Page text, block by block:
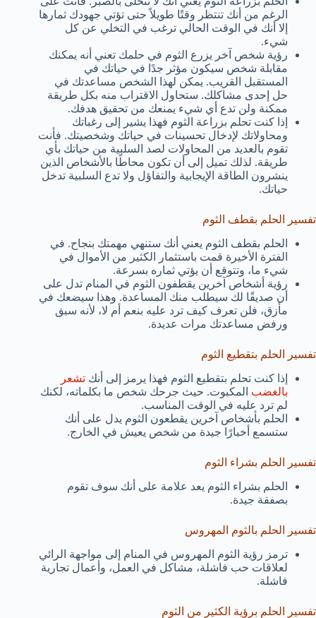
الرغم من أنك تنتظر وقتًا طويلاً حتى تؤتي جهودك ثمارها
إلا أنك في الوقت الحالي ترغب في التخلي عن كل
شيء.
رؤية شخص آخر يزرع الثوم في حلمك تعني أنه يمكنك
مقابلة شخص سيكون مؤثر جدًا في حياتك في
المستقبل القريب. يمكن لهذا الشخص مساعدتك في
حل إحدى مشاكلك. ستحاول الاقتراب منه بكل طريقة
ممكنة ولن تدع أي شيء يمنعك من تحقيق هدفك.
إذا كنت تحلم بزراعة الثوم فهذا يشير إلى رغباتك
ومحاولاتك لإدخال تحسينات في حياتك وشخصيتك. فأنت
تقوم بالعديد من المحاولات لصد السلبية من حياتك بأي
طريقة. لذلك تميل إلى أن تكون محاطًا بالأشخاص الذين
ينشرون الطاقة الإيجابية والتفاؤل ولا تدع السلبية تدخل
حياتك.
تفسير الحلم بقطف الثوم
الحلم بقطف الثوم يعني أنك ستنهي مهمتك بنجاح. في
الفترة الأخيرة قمت باستثمار الكثير من الأموال في
شيء ما، وتتوقع أن يؤتي ثماره بسرعة.
رؤية أشخاص آخرين يقطفون الثوم في المنام تدل على
أن صديقًا لك سيطلب منك المساعدة. وهذا سيضعك في
مأزق، فلن تعرف كيف ترد عليه بنعم أم لا، لأنه سبق
ورفض مساعدتك مرات عديدة.
تفسير الحلم بتقطيع الثوم
إذا كنت تحلم بتقطيع الثوم فهذا يرمز إلى أنك تشعر
بالغضب المكبوت. حيث جرحك شخص ما بكلماته، لكنك
لم ترد عليه في الوقت المناسب.
الحلم بأشخاص آخرين يقطعون الثوم يدل على أنك
ستسمع أخبارًا جيدة من شخص يعيش في الخارج.
تفسير الحلم بشراء الثوم
الحلم بشراء الثوم يعد علامة على أنك سوف تقوم
بصفقة جيدة.
تفسير الحلم بالثوم المهروس
ترمز رؤية الثوم المهروس في المنام إلى مواجهة الرائي
لعلاقات حب فاشلة، مشاكل في العمل، وأعمال تجارية
فاشلة.
تفسير الحلم برؤية الكثير من الثوم